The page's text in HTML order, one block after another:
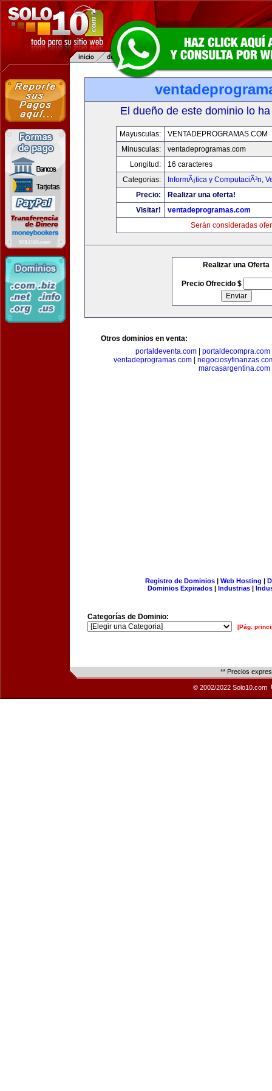
El dueño de este dominio lo
Mayusculas:
VENTADEPROGRAMAS.COM
Minusculas:
ventadeprogramas.com
Longitud:
16 caracteres
Categorias:
InformÃ¡tica y ComputaciÃ³n,
Precio:
Realizar una oferta!
Visitar!
ventadeprogramas.com
Serán consideradas
Realizar una Oferta
Precio Ofrecido $
Otros dominios en venta:
portaldeventa.com
portaldecompra.com
ventadeprogramas.com|
marcasargentina.com
Registro de Dominios| Web Hosting |
Dominios Expirados | Industrias |
Categorías de Dominio:
[Pág.
** Precios
© 2002/2022 Solo10.com